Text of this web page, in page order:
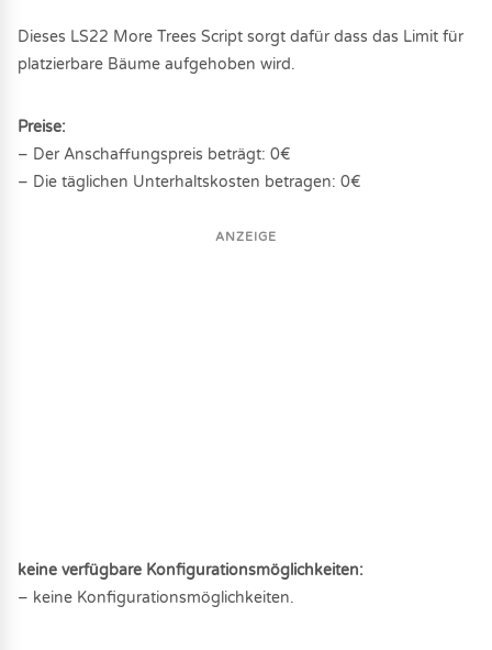
Dieses LS22 More Trees Script sorgt dafür dass das Limit für
platzierbare Bäume aufgehoben wird.
Preise:
– Der Anschaffungspreis beträgt: 0€
– Die täglichen Unterhaltskosten betragen: 0€
ANZEIGE
keine verfügbare Konfigurationsmöglichkeiten:
– keine Konfigurationsmöglichkeiten.